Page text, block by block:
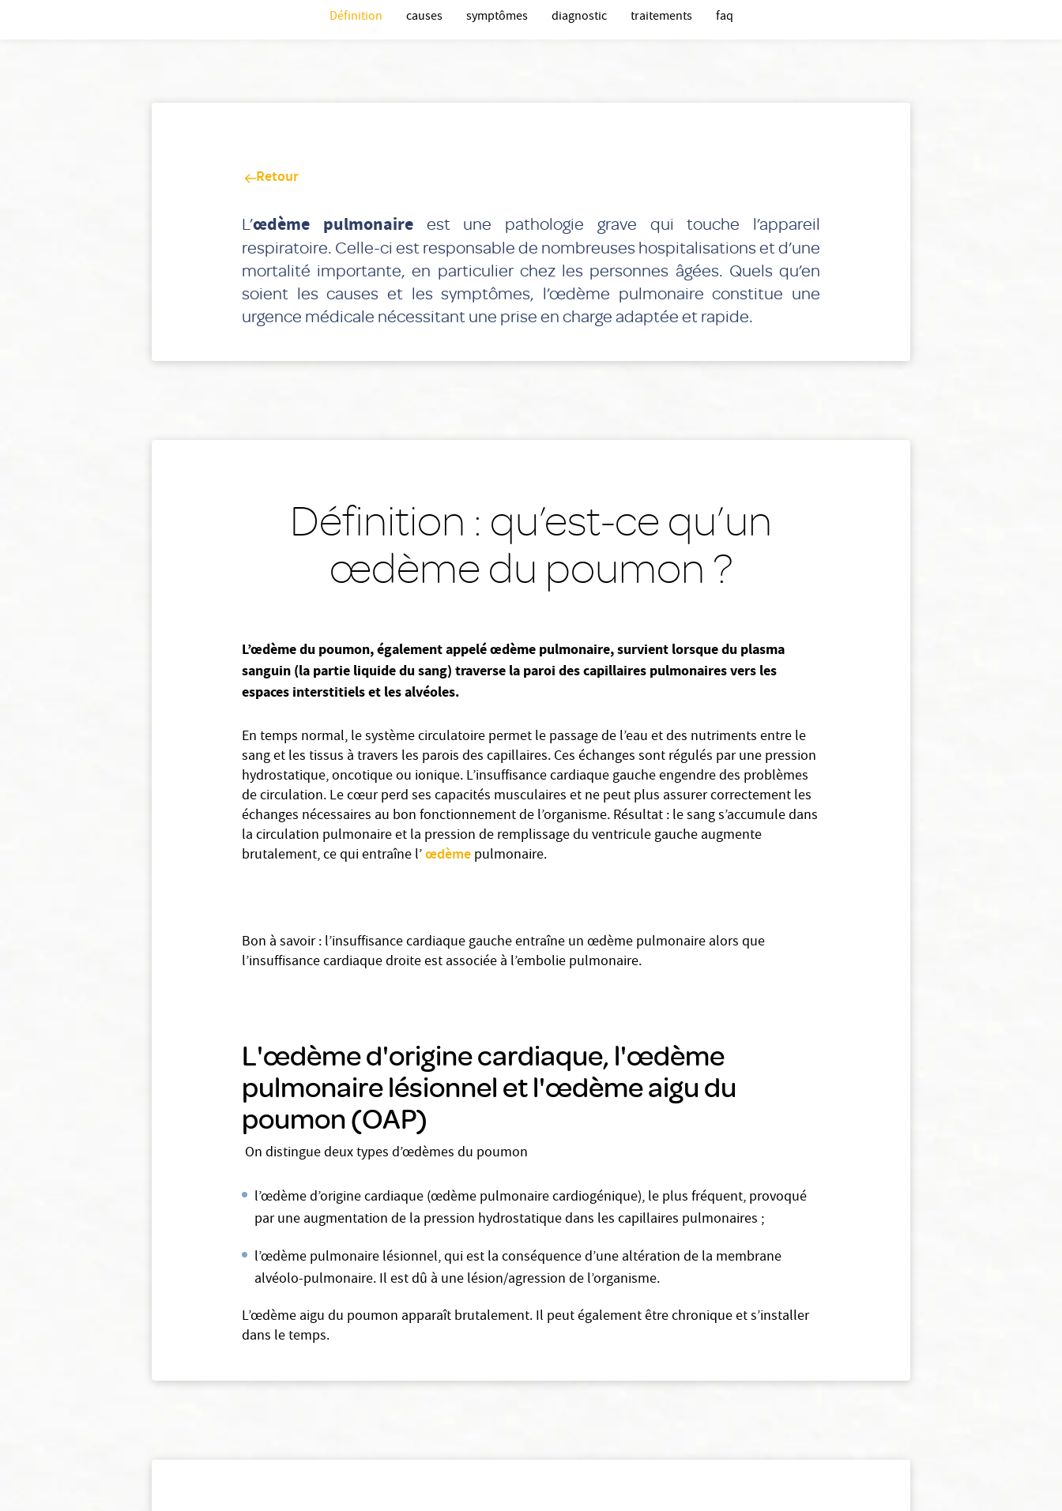
Définition causes symptômes diagnostic traitements faq
Retour
L’œdème pulmonaireest une pathologie grave qui touche l’appareil
respiratoire. Celle-ci est responsable de nombreuses hospitalisations et d’une
mortalité importante, en particulier chez les personnes âgées. Quels qu’en
soient les causes et les symptômes, l’œdème pulmonaire constitue une
urgence médicale nécessitant une prise en charge adaptée et rapide.
Définition : qu’est-ce qu’un
œdème du poumon ?
L’œdème du poumon, également appelé œdème pulmonaire, survient lorsque du plasma
sanguin (la partie liquide du sang) traverse la paroi des capillaires pulmonaires vers les
espaces interstitiels et les alvéoles.
En temps normal, le système circulatoire permet le passage de l’eau et des nutriments entre le
sang et les tissus à travers les parois des capillaires. Ces échanges sont régulés par une pression
hydrostatique, oncotique ou ionique. L’insuffisance cardiaque gauche engendre des problèmes
de circulation. Le cœur perd ses capacités musculaires et ne peut plus assurer correctement les
échanges nécessaires au bon fonctionnement de l’organisme. Résultat : le sang s’accumule dans
la circulation pulmonaire et la pression de remplissage du ventricule gauche augmente
brutalement, ce qui entraîne l’œdèmepulmonaire.
Bon à savoir : l’insuffisance cardiaque gauche entraîne un œdème pulmonaire alors que
l’insuffisance cardiaque droite est associée à l’embolie pulmonaire.
L'œdème d'origine cardiaque, l'œdème
pulmonaire lésionnel et l'œdème aigu du
poumon (OAP)
On distingue deux types d’œdèmes du poumon
l’œdème d’origine cardiaque (œdème pulmonaire cardiogénique), le plus fréquent, provoqué
par une augmentation de la pression hydrostatique dans les capillaires pulmonaires ;
l’œdème pulmonaire lésionnel, qui est la conséquence d’une altération de la membrane
alvéolo-pulmonaire. Il est dû à une lésion/agression de l’organisme.
L’œdème aigu du poumon apparaît brutalement. Il peut également être chronique et s’installer
dans le temps.